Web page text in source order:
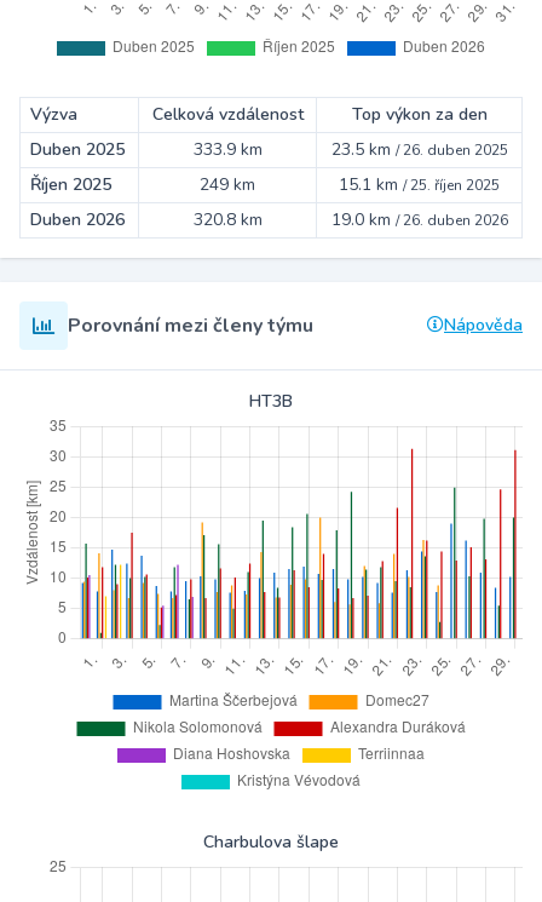
Výzva Celková vzdálenost
Top výkon za den
Duben 2025
333.9 km 23.5 km /26. duben 2025
Říjen 2025 249 km 15.1 km /25. říjen 2025
Duben 2026 320.8 km 19.0 km /26. duben 2026
Porovnání mezi členy týmu Nápověda
HT3B
Charbulova šlape